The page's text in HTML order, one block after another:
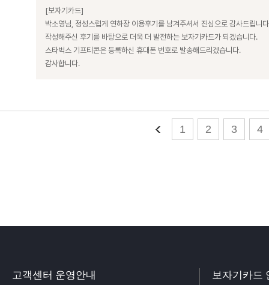
[보자기카드]
박소영님, 정성스럽게 연하장 이용후기를 남겨주셔서 진심으로 감사드립니
작성해주신 후기를 바탕으로 더욱 더 발전하는 보자기카드가 되겠습니다.
스타벅스 기프티콘은 등록하신 휴대폰 번호로 발송해드리겠습니다.
감사합니다.
1 2 3 4
고객센터 운영안내 보자기카드